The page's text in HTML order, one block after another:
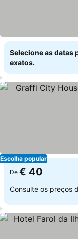
Selecione as datas
exatos.
Escolha popular
De € 40
Consulte os preços